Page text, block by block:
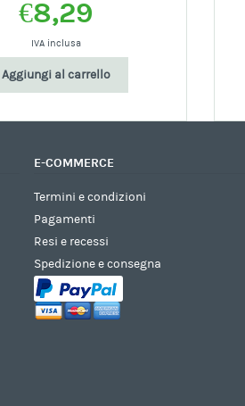
€8,29
IVA inclusa
Aggiungi al carrello
E-COMMERCE
Termini e condizioni
Pagamenti
Resi e recessi
Spedizione e consegna